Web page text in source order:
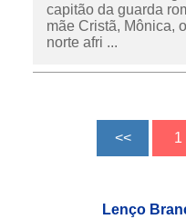
capitão da guarda
mãe Cristã, Mônica,
norte afri ...
Lenço